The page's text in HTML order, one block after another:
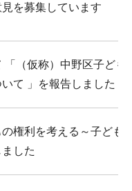
を募集しています
（仮称）中野区子ども
て 」を報告しました
権利を考える～子ども
した